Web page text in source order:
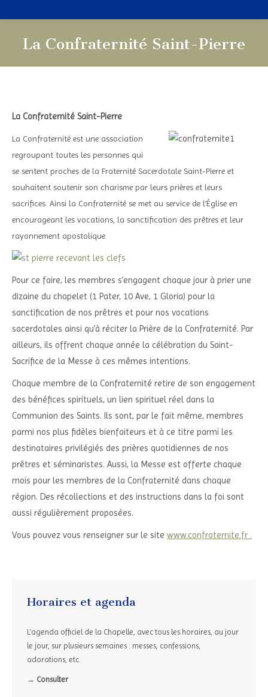
La Confraternité Saint-Pierre
La Confraternité Saint-Pierre
La Confraternité est une association
regroupant toutes les personnes qui
se sentent proches de la Fraternité Sacerdotale Saint-Pierre et
souhaitent soutenir son charisme par leurs prières et leurs
sacrifices. Ainsi la Confraternité se met au service de l’Église en
encourageant les vocations, la sanctification des prêtres et leur
rayonnement apostolique.
Pour ce faire, les membres s’engagent chaque jour à prier une
dizaine du chapelet (1 Pater, 10 Ave, 1 Gloria) pour la
sanctification de nos prêtres et pour nos vocations
sacerdotales ainsi qu’à réciter la Prière de la Confraternité. Par
ailleurs, ils offrent chaque année la célébration du Saint-
Sacrifice de la Messe à ces mêmes intentions.
Chaque membre de la Confraternité retire de son engagement
des bénéfices spirituels, un lien spirituel réel dans la
Communion des Saints. Ils sont, par le fait même, membres
parmi nos plus fidèles bienfaiteurs et à ce titre parmi les
destinataires privilégiés des prières quotidiennes de nos
prêtres et séminaristes. Aussi, la Messe est offerte chaque
mois pour les membres de la Confraternité dans chaque
région. Des récollections et des instructions dans la foi sont
aussi régulièrement proposées.
Vous pouvez vous renseigner sur le site www.confraternite.fr .
Horaires et agenda
L’agenda officiel de la Chapelle, avec tous les horaires, au jour
le jour, sur plusieurs semaines : messes, confessions,
adorations, etc.
→ Consulter